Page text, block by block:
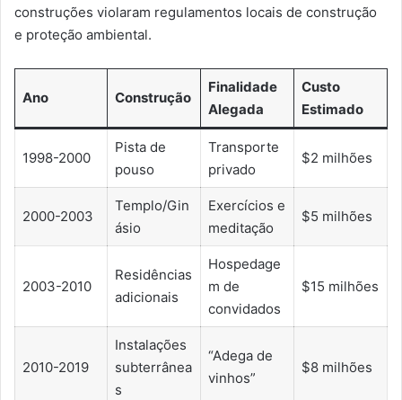
construções violaram regulamentos locais de construção
e proteção ambiental.
Ano Construção
Finalidade
Alegada
Custo
Estimado
1998-2000
Pista de
pouso
Transporte
privado
$2 milhões
2000-2003
Templo/Gin
ásio
Exercícios e
meditação
$5 milhões
2003-2010
Residências
adicionais
Hospedage
m de
convidados
$15 milhões
2010-2019
Instalações
subterrânea
s
“Adega de
vinhos”
$8 milhões